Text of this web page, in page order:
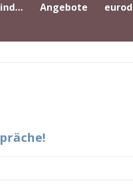
Angebote